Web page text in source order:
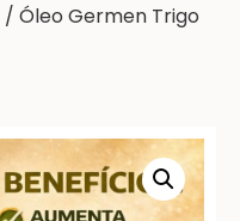
/ Óleo Germen Trigo